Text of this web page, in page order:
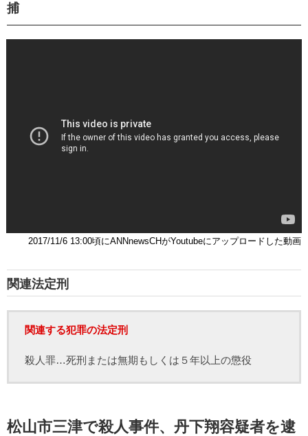
捕
2017/11/6 13:00頃にANNnewsCHがYoutubeにアップロードした動画
関連法定刑
関連する犯罪の法定刑
殺人罪…死刑または無期もしくは５年以上の懲役
松山市三津で殺人事件、丹下翔容疑者を逮